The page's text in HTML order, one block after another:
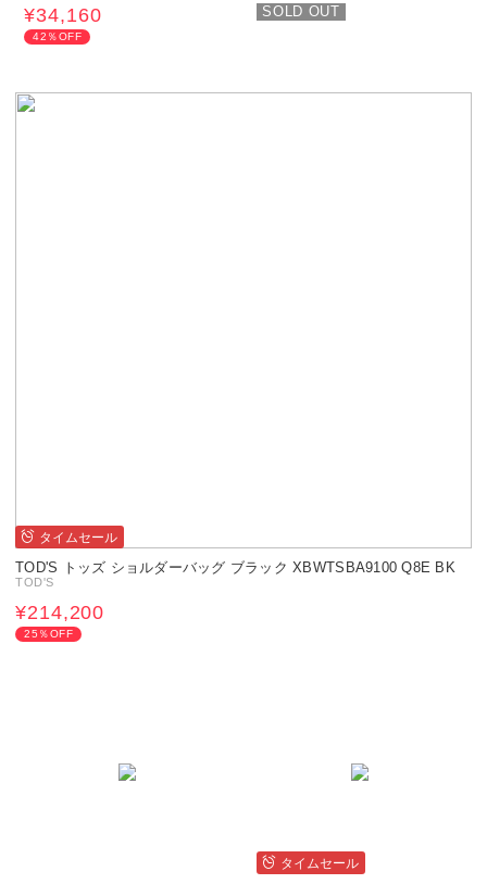
¥34,160
42％OFF
SOLD OUT
タイムセール
TOD'S トッズ ショルダーバッグ ブラック XBWTSBA9100 Q8E BK
TOD'S
¥214,200
25％OFF
タイムセール